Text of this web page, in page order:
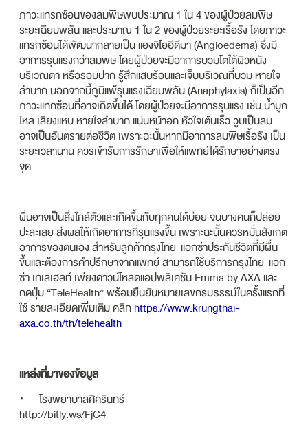
ภาวะแทรกซ้อนของลมพิษพบประมาณ 1 ใน 4 ของผู้ป่วยลมพิษ
ระยะเฉียบพลัน และประมาณ 1 ใน 2 ของผู้ป่วยระยะเรื้อรัง โดยภาวะ
แทรกซ้อนได้พัฒนากลายเป็น แองจิโออีดีมา (Angioedema) ซึ่งมี
อาการรุนแรงกว่าลมพิษ โดยผู้ป่วยจะมีอาการบวมโตใต้ผิวหนัง
บริเวณตา หรือรอบปาก รู้สึกแสบร้อนและเจ็บบริเวณที่บวม หายใจ
ลำบาก นอกจากนี้ภูมิแพ้รุนแรงเฉียบพลัน (Anaphylaxis) ก็เป็นอีก
ภาวะแทกซ้อนที่อาจเกิดขึ้นได้ โดยผู้ป่วยจะมีอาการรุนแรง เช่น น้ำมูก
ไหล เสียงแหบ หายใจลำบาก แน่นหน้าอก หัวใจเต้นเร็ว วูบเป็นลม
อาจเป็นอันตรายต่อชีวิต เพราะฉะนั้นหากมีอาการลมพิษเรื้อรัง เป็น
ระยะเวลานาน ควรเข้ารับการรักษาเพื่อให้แพทย์ได้รักษาอย่างตรง
จุด
ผื่นอาจเป็นสิ่งใกล้ตัวและเกิดขึ้นกับทุกคนได้บ่อย จนบางคนก็ปล่อย
ปะละเลย ส่งผลให้เกิดอาการที่รุนแรงขึ้น เพราะฉะนั้นควรหมั่นสังเกต
อาการของตนเอง สำหรับลูกค้ากรุงไทย-แอกซ่าประกันชีวิตที่มีผื่น
ขึ้นและต้องการคำปรึกษาจากแพทย์ สามารถใช้บริการกรุงไทย-แอก
ซ่า เทเลเฮลท์ เพียงดาวน์โหลดแอปพลิเคชัน Emma by AXA และ
กดปุ่ม “TeleHealth” พร้อมยืนยันหมายเลขกรมธรรม์ในครั้งแรกที่
ใช้ รายละเอียดเพิ่มเติม คลิกhttps://www.krungthai-
axa.co.th/th/telehealth
แหล่งที่มาของข้อมูล
· โรงพยาบาลศิครินทร์
http://bitly.ws/FjC4